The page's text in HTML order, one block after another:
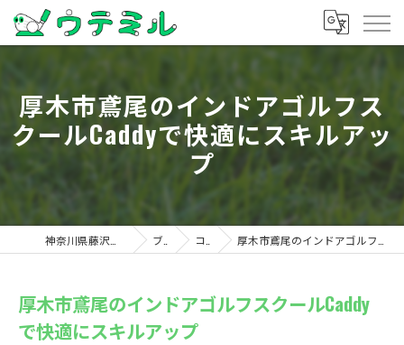
厚木市鳶尾のインドアゴルフス
クールCaddyで快適にスキルアッ
プ
ブログ コラム 厚木市鳶尾のインドアゴルフスクールCaddyで快適にスキルアップ
厚木市鳶尾のインドアゴルフスクールCaddy
で快適にスキルアップ